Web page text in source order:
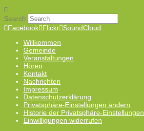
Search
Facebook Flickr SoundCloud
Willkommen
Gemeinde
Veranstaltungen
Hören
Kontakt
Nachrichten
Impressum
Datenschutzerklärung
Privatsphäre-Einstellungen ändern
Historie der Privatsphäre-Einstellungen
Einwilligungen widerrufen